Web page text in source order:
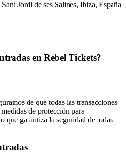
Jordi de ses Salines, Ibiza, España
en Rebel Tickets?
de que todas las transacciones
de protección para
que garantiza la seguridad de todas